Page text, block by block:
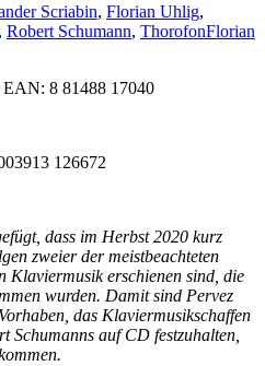
Scriabin, Florian Uhlig,
Robert Schumann, ThorofonFlorian
8 81488 17040
126672
dass im Herbst 2020 kurz
zweier der meistbeachteten
Klaviermusik erschienen sind, die
wurden. Damit sind Pervez
das Klaviermusikschaffen
Schumanns auf CD festzuhalten,